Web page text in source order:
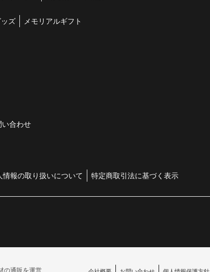
ズ メモリアルギフト
い合わせ
情報の取り扱いについて 特定商取引法に基づく表示
の通販を運営